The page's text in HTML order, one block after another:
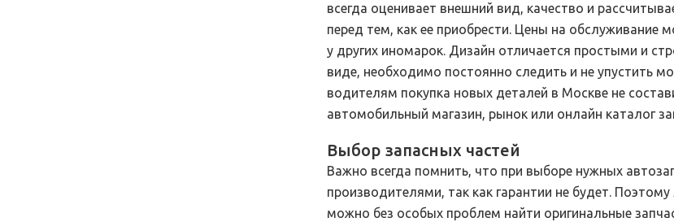
всегда оценивает внешний вид, качество и
перед тем, как ее приобрести. Цены на обслуживание
у других иномарок. Дизайн отличается простыми и
виде, необходимо постоянно следить и не упустить
водителям покупка новых деталей в Москве не
автомобильный магазин, рынок или онлайн каталог
Выбор запасных частей
Важно всегда помнить, что при выборе нужных
производителями, так как гарантии не будет.
можно без особых проблем найти оригинальные